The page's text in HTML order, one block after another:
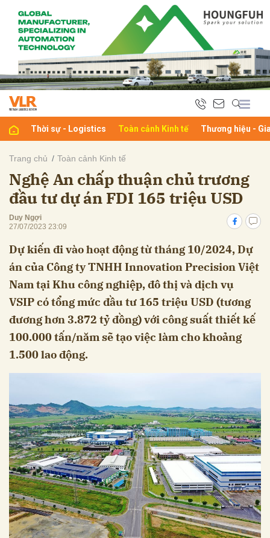
Thời sự - Logistics Toàn cảnh Kinh tế Thương hiệu -
Trang chủ Toàn cảnh Kinh tế
Nghệ An chấp thuận chủ trương
đầu tư dự án FDI 165 triệu USD
Duy Ngợi
27/07/2023 23:09
Dự kiến đi vào hoạt động từ tháng 10/2024, Dự
án của Công ty TNHH Innovation Precision Việt
Nam tại Khu công nghiệp, đô thị và dịch vụ
VSIP có tổng mức đầu tư 165 triệu USD (tương
đương hơn 3.872 tỷ đồng) với công suất thiết kế
100.000 tấn/năm sẽ tạo việc làm cho khoảng
1.500 lao động.
luận
Hủy